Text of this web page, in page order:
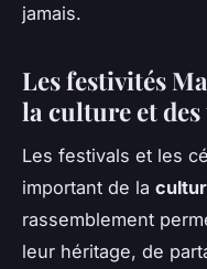
jamais.
Les festivités
la culture et
Les festivals et les
important de la
rassemblement
leur héritage, de